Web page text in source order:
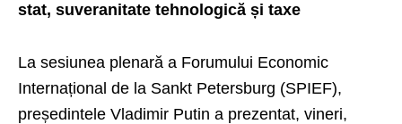
stat, suveranitate tehnologică și taxe
La sesiunea plenară a Forumului Economic
Internațional de la Sankt Petersburg (SPIEF),
președintele Vladimir Putin a prezentat, vineri,